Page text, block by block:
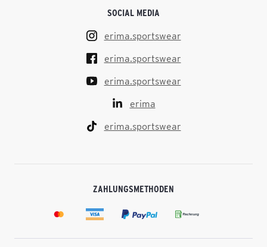
SOCIAL MEDIA
erima.sportswear
erima.sportswear
erima.sportswear
erima
erima.sportswear
ZAHLUNGSMETHODEN